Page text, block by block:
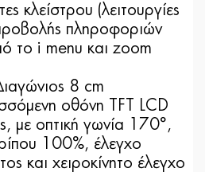
κλείστρου (λειτουργίες
πληροφοριών
το i menu και zoom
8 cm
οθόνη TFT LCD
με οπτική γωνία 170°,
100%, έλεγχο
και χειροκίνητο έλεγχο